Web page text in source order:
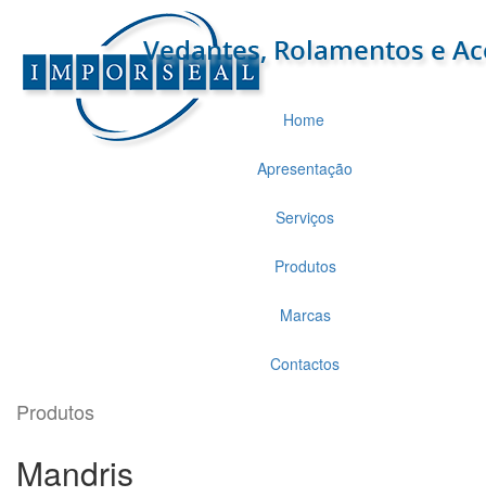
Home
Apresentação
Serviços
Produtos
Marcas
Contactos
Produtos
Mandris